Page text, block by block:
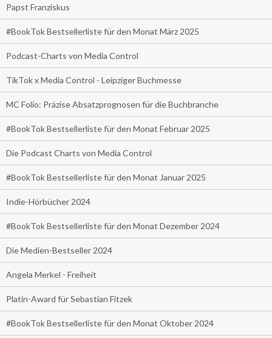
Papst Franziskus
#BookTok Bestsellerliste für den Monat März 2025
Podcast-Charts von Media Control
TikTok x Media Control - Leipziger Buchmesse
MC Folio: Präzise Absatzprognosen für die Buchbranche
#BookTok Bestsellerliste für den Monat Februar 2025
Die Podcast Charts von Media Control
#BookTok Bestsellerliste für den Monat Januar 2025
Indie-Hörbücher 2024
#BookTok Bestsellerliste für den Monat Dezember 2024
Die Medien-Bestseller 2024
Angela Merkel - Freiheit
Platin-Award für Sebastian Fitzek
#BookTok Bestsellerliste für den Monat Oktober 2024